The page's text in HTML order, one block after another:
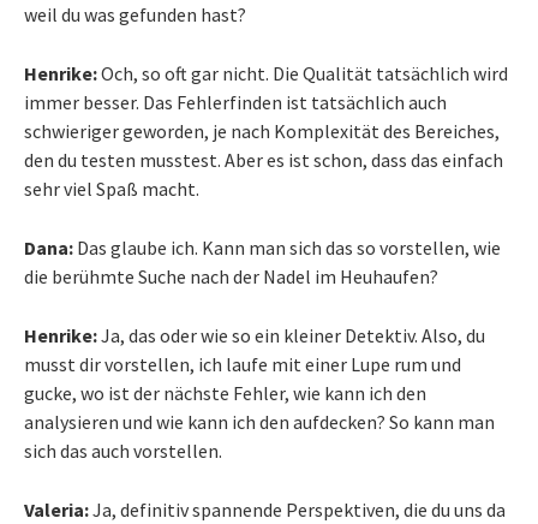
weil du was gefunden hast?
Henrike:Och, so oft gar nicht. Die Qualität tatsächlich wird
immer besser. Das Fehlerfinden ist tatsächlich auch
schwieriger geworden, je nach Komplexität des Bereiches,
den du testen musstest. Aber es ist schon, dass das einfach
sehr viel Spaß macht.
Dana: Das glaube ich. Kann man sich das so vorstellen, wie
die berühmte Suche nach der Nadel im Heuhaufen?
Henrike:Ja, das oder wie so ein kleiner Detektiv. Also, du
musst dir vorstellen, ich laufe mit einer Lupe rum und
gucke, wo ist der nächste Fehler, wie kann ich den
analysieren und wie kann ich den aufdecken? So kann man
sich das auch vorstellen.
Valeria:Ja, definitiv spannende Perspektiven, die du uns da